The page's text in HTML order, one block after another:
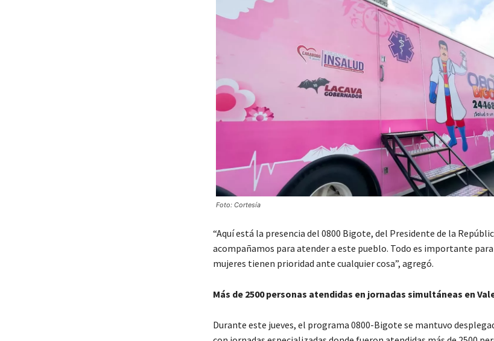
Foto: Cortesía
“Aquí está la presencia del 0800 Bigote, del Presidente de la
acompañamos para atender a este pueblo. Todo es importante
mujeres tienen prioridad ante cualquier cosa”, agregó.
Más de 2500 personas atendidas en jornadas simultáneas en
Durante este jueves, el programa 0800-Bigote se mantuvo